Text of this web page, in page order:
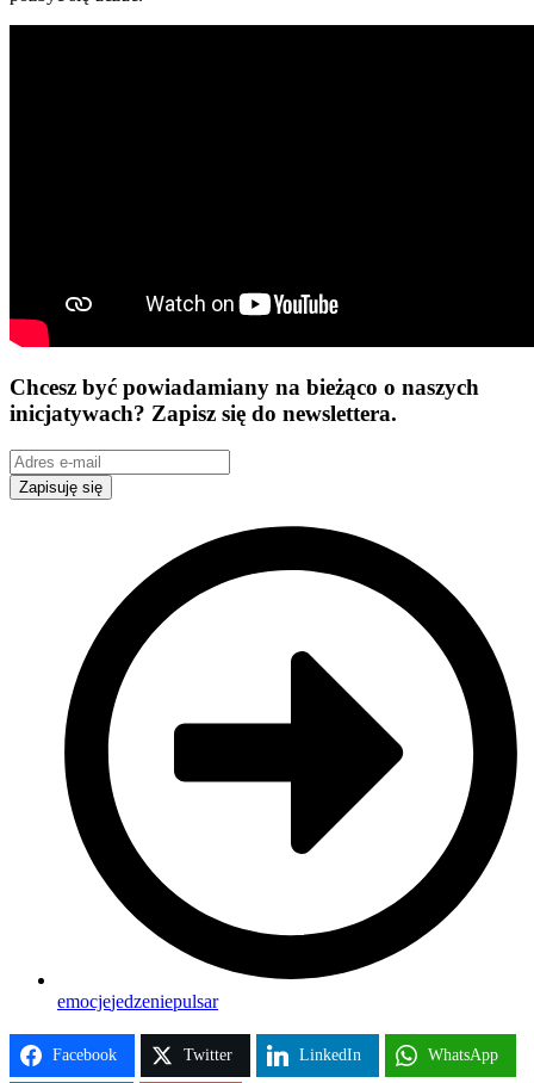
Chcesz być powiadamiany na bieżąco o naszych
inicjatywach? Zapisz się do newslettera.
Zapisuję się
emocjejedzeniepulsar
Facebook Twitter LinkedIn WhatsApp